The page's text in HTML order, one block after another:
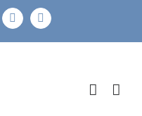
LinkedIn
E-